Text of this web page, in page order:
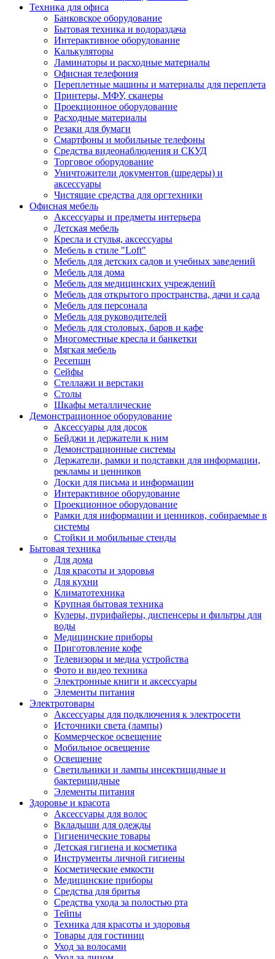
Техника для офиса
Банковское оборудование
Бытовая техника и водораздача
Интерактивное оборудование
Калькуляторы
Ламинаторы и расходные материалы
Офисная телефония
Переплетные машины и материалы для переплета
Принтеры, МФУ, сканеры
Проекционное оборудование
Расходные материалы
Резаки для бумаги
Смартфоны и мобильные телефоны
Средства видеонаблюдения и СКУД
Торговое оборудование
Уничтожители документов (шредеры) и
аксессуары
Чистящие средства для оргтехники
Офисная мебель
Аксессуары и предметы интерьера
Детская мебель
Кресла и стулья, аксессуары
Мебель в стиле "Loft"
Мебель для детских садов и учебных заведений
Мебель для дома
Мебель для медицинских учреждений
Мебель для открытого пространства, дачи и сада
Мебель для персонала
Мебель для руководителей
Мебель для столовых, баров и кафе
Многоместные кресла и банкетки
Мягкая мебель
Ресепшн
Сейфы
Стеллажи и верстаки
Столы
Шкафы металлические
Демонстрационное оборудование
Аксессуары для досок
Бейджи и держатели к ним
Демонстрационные системы
Держатели, рамки и подставки для информации,
рекламы и ценников
Доски для письма и информации
Интерактивное оборудование
Проекционное оборудование
Рамки для информации и ценников, собираемые в
системы
Стойки и мобильные стенды
Бытовая техника
Для дома
Для красоты и здоровья
Для кухни
Климатотехника
Крупная бытовая техника
Кулеры, пурифайеры, диспенсеры и фильтры для
воды
Медицинские приборы
Приготовление кофе
Телевизоры и медиа устройства
Фото и видео техника
Электронные книги и аксессуары
Элементы питания
Электротовары
Аксессуары для подключения к электросети
Источники света (лампы)
Коммерческое освещение
Мобильное освещение
Освещение
Светильники и лампы инсектицидные и
бактерицидные
Элементы питания
Здоровье и красота
Аксессуары для волос
Вкладыши для одежды
Гигиенические товары
Детская гигиена и косметика
Инструменты личной гигиены
Косметические емкости
Медицинские приборы
Средства для бритья
Средства ухода за полостью рта
Тейпы
Техника для красоты и здоровья
Товары для гостиниц
Уход за волосами